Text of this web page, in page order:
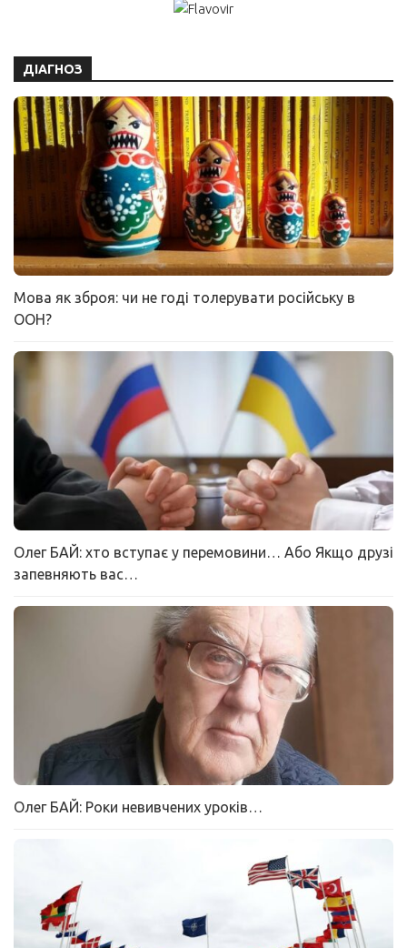
ДІАГНОЗ
Мова як зброя: чи не годі толерувати російську в
ООН?
Олег БАЙ: хто вступає у перемовини… Або Якщо друзі
запевняють вас…
Олег БАЙ: Роки невивчених уроків…